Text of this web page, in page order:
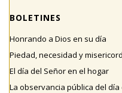
BOLETINES
Honrando a Dios en su día
Piedad, necesidad y
El día del Señor en el hogar
La observancia pública del día